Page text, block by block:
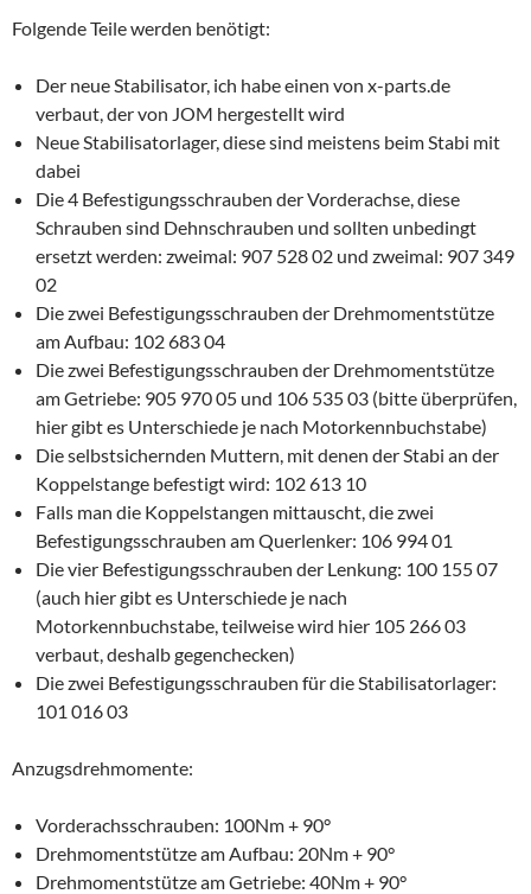
Folgende Teile werden benötigt:
Der neue Stabilisator, ich habe einen von x-parts.de
verbaut, der von JOM hergestellt wird
Neue Stabilisatorlager, diese sind meistens beim Stabi mit
dabei
Die 4 Befestigungsschrauben der Vorderachse, diese
Schrauben sind Dehnschrauben und sollten unbedingt
ersetzt werden: zweimal: 907 528 02 und zweimal: 907 349
02
Die zwei Befestigungsschrauben der Drehmomentstütze
am Aufbau: 102 683 04
Die zwei Befestigungsschrauben der Drehmomentstütze
am Getriebe: 905 970 05 und 106 535 03 (bitte überprüfen,
hier gibt es Unterschiede je nach Motorkennbuchstabe)
Die selbstsichernden Muttern, mit denen der Stabi an der
Koppelstange befestigt wird: 102 613 10
Falls man die Koppelstangen mittauscht, die zwei
Befestigungsschrauben am Querlenker: 106 994 01
Die vier Befestigungsschrauben der Lenkung: 100 155 07
(auch hier gibt es Unterschiede je nach
Motorkennbuchstabe, teilweise wird hier 105 266 03
verbaut, deshalb gegenchecken)
Die zwei Befestigungsschrauben für die Stabilisatorlager:
101 016 03
Anzugsdrehmomente:
Vorderachsschrauben: 100Nm + 90°
Drehmomentstütze am Aufbau: 20Nm + 90°
Drehmomentstütze am Getriebe: 40Nm + 90°